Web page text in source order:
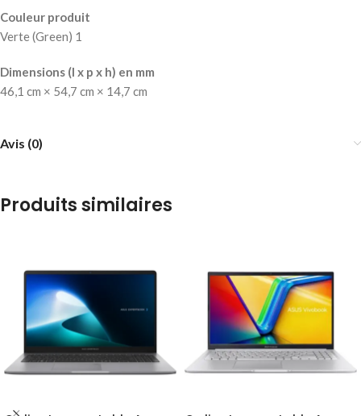
Couleur produit
Verte (Green) 1
Dimensions (l x p x h) en mm
46,1 cm × 54,7 cm × 14,7 cm
Avis (0)
Produits similaires